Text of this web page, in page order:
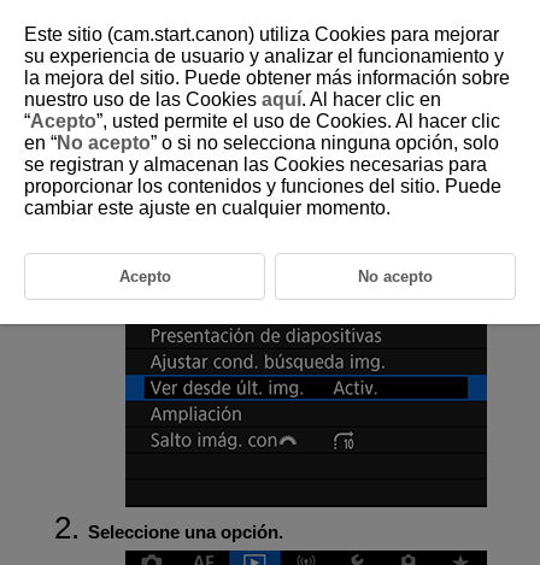
D180-162
Reanudación de la reproducción
anterior
Seleccione una opción.
Este sitio (cam.start.canon) utiliza Cookies para mejorar
su experiencia de usuario y analizar el funcionamiento y
la mejora del sitio. Puede obtener más información sobre
nuestro uso de las Cookies aquí. Al hacer clic en
“Acepto”, usted permite el uso de Cookies. Al hacer clic
en “No acepto” o si no selecciona ninguna opción, solo
se registran y almacenan las Cookies necesarias para
proporcionar los contenidos y funciones del sitio. Puede
cambiar este ajuste en cualquier momento.
Acepto No acepto